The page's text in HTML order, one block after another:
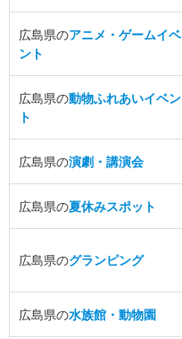
広島県のアニメ・ゲームイベ
ント
広島県の動物ふれあいイベン
ト
広島県の演劇・講演会
広島県の夏休みスポット
広島県のグランピング
広島県の水族館・動物園